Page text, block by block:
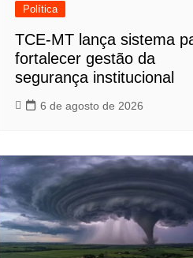
Política
TCE-MT lança sistema
fortalecer gestão da
segurança institucional
6 de agosto de 2026